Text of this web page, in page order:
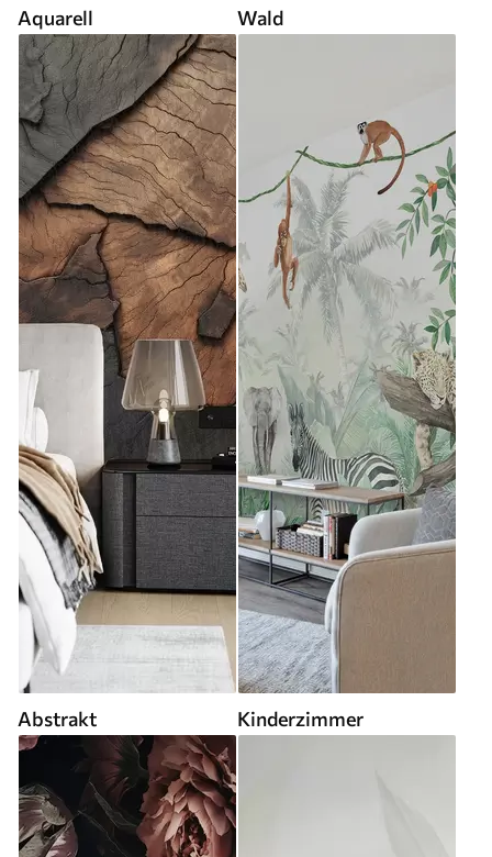
Aquarell Wald
Abstrakt Kinderzimmer